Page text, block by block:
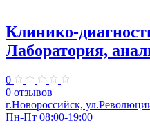
Клинико-
Лаборатория,
0
0 отзывов
г.Новороссийск,
Пн-Пт 08:00-19:00